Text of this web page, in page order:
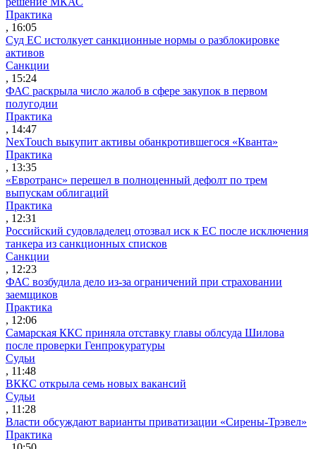
Практика
, 16:05
Суд ЕС истолкует санкционные нормы о разблокировке
активов
Санкции
, 15:24
ФАС раскрыла число жалоб в сфере закупок в первом
полугодии
Практика
, 14:47
NexTouch выкупит активы обанкротившегося «Кванта»
Практика
, 13:35
«Евротранс» перешел в полноценный дефолт по трем
выпускам облигаций
Практика
, 12:31
Российский судовладелец отозвал иск к ЕС после исключения
танкера из санкционных списков
Санкции
, 12:23
ФАС возбудила дело из-за ограничений при страховании
заемщиков
Практика
, 12:06
Самарская ККС приняла отставку главы облсуда Шилова
после проверки Генпрокуратуры
Судьи
, 11:48
ВККС открыла семь новых вакансий
Судьи
, 11:28
Власти обсуждают варианты приватизации «Сирены-Трэвел»
Практика